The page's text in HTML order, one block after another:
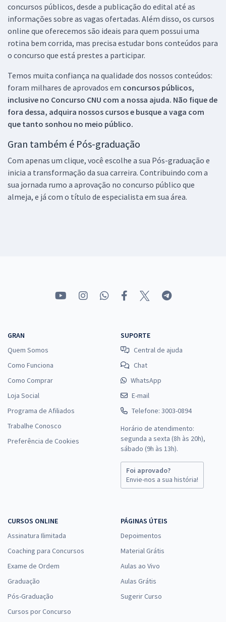
concursos públicos, desde a publicação do edital até as
informações sobre as vagas ofertadas. Além disso, os cursos
online que oferecemos são ideais para quem possui uma
rotina bem corrida, mas precisa estudar bons conteúdos para
o concurso que está prestes a participar.
Temos muita confiança na qualidade dos nossos conteúdos:
foram milhares de aprovados em concursos públicos,
inclusive no Concurso CNU com a nossa ajuda. Não fique de
fora dessa, adquira nossos cursos e busque a vaga com
que tanto sonhou no meio público.
Gran também é Pós-graduação
Com apenas um clique, você escolhe a sua Pós-graduação e
inicia a transformação da sua carreira. Contribuindo com a
sua jornada rumo a aprovação no concurso público que
almeja, e já com o título de especialista em sua área.
GRAN
Quem Somos
Como Funciona
Como Comprar
Loja Social
Programa de Afiliados
Trabalhe Conosco
Preferência de Cookies
SUPORTE
Central de ajuda
Chat
WhatsApp
E-mail
Telefone: 3003-0894
Horário de atendimento:
segunda a sexta (8h às 20h),
sábado (9h às 13h).
Foi aprovado?
Envie-nos a sua história!
CURSOS ONLINE
Assinatura Ilimitada
Coaching para Concursos
Exame de Ordem
Graduação
Pós-Graduação
Cursos por Concurso
PÁGINAS ÚTEIS
Depoimentos
Material Grátis
Aulas ao Vivo
Aulas Grátis
Sugerir Curso